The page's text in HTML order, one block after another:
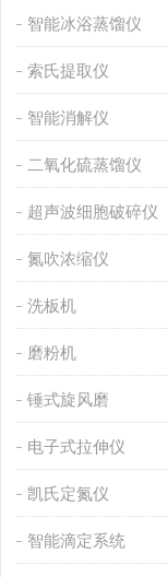
智能冰浴蒸馏仪
索氏提取仪
智能消解仪
二氧化硫蒸馏仪
超声波细胞破碎仪
氮吹浓缩仪
洗板机
磨粉机
锤式旋风磨
电子式拉伸仪
凯氏定氮仪
智能滴定系统